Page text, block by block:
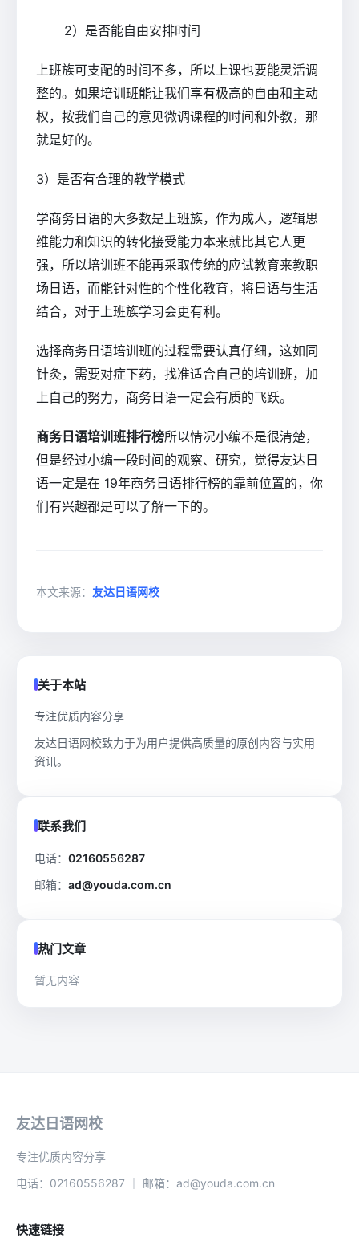
2）是否能自由安排时间
上班族可支配的时间不多，所以上课也要能灵活调
整的。如果培训班能让我们享有极高的自由和主动
权，按我们自己的意见微调课程的时间和外教，那
就是好的。
3）是否有合理的教学模式
学商务日语的大多数是上班族，作为成人，逻辑思
维能力和知识的转化接受能力本来就比其它人更
强，所以培训班不能再采取传统的应试教育来教职
场日语，而能针对性的个性化教育，将日语与生活
结合，对于上班族学习会更有利。
选择商务日语培训班的过程需要认真仔细，这如同
针灸，需要对症下药，找准适合自己的培训班，加
上自己的努力，商务日语一定会有质的飞跃。
商务日语培训班排行榜所以情况小编不是很清楚，
但是经过小编一段时间的观察、研究，觉得友达日
语一定是在 19年商务日语排行榜的靠前位置的，你
们有兴趣都是可以了解一下的。
本文来源： 友达日语网校
关于本站
专注优质内容分享
友达日语网校致力于为用户提供高质量的原创内容与实用
资讯。
联系我们
电话： 02160556287
邮箱： ad@youda.com.cn
热门文章
暂无内容
友达日语网校
专注优质内容分享
电话：02160556287 ｜ 邮箱：ad@youda.com.cn
快速链接